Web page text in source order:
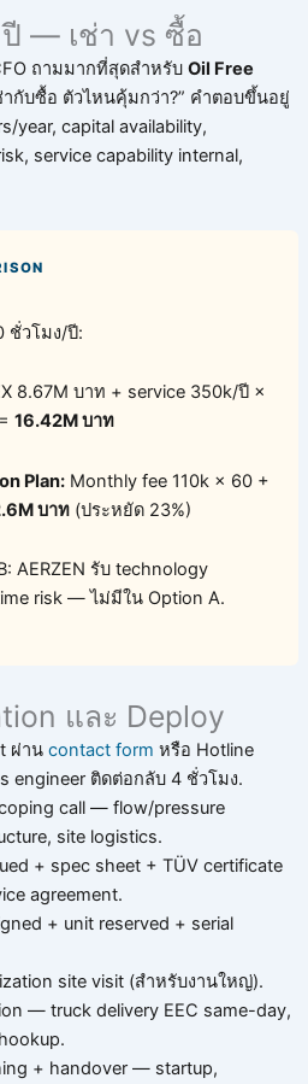
— เช่า vs ซื้อ
ถามมากที่สุดสำหรับ Oil Free
กับซื้อ ตัวไหนคุ้มกว่า?” คำตอบขึ้นอยู่
year, capital availability,
service capability internal,
ชั่วโมง/ปี:
8.67M บาท + service 350k/ปี ×
16.42M บาท
Plan:Monthly fee 110k × 60 +
บาท(ประหยัด 23%)
AERZEN รับ technology
risk — ไม่มีใน Option A.
และ Deploy
ผ่าน contact form หรือ Hotline
engineer ติดต่อกลับ 4 ชั่วโมง.
call — flow/pressure
site logistics.
+ spec sheet + TÜV certificate
agreement.
+ unit reserved + serial
site visit (สำหรับงานใหญ่).
— truck delivery EEC same-day,
+ handover — startup,